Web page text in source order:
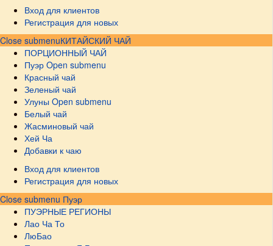
Вход для клиентов
Регистрация для новых
Close submenuКИТАЙСКИЙ ЧАЙ
ПОРЦИОННЫЙ ЧАЙ
Пуэр Open submenu
Красный чай
Зеленый чай
Улуны Open submenu
Белый чай
Жасминовый чай
Хей Ча
Добавки к чаю
Вход для клиентов
Регистрация для новых
Close submenu Пуэр
ПУЭРНЫЕ РЕГИОНЫ
Лао Ча То
ЛюБао